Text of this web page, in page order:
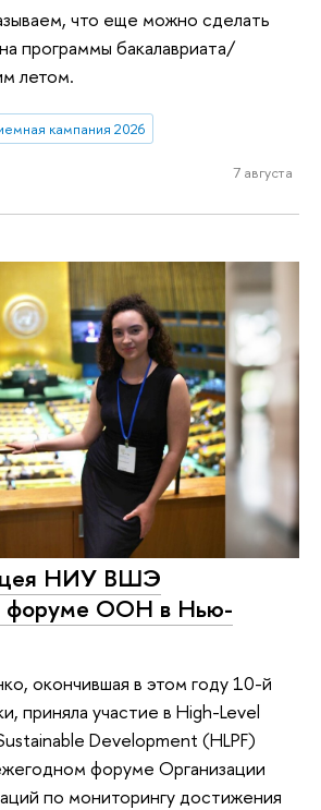
что еще можно сделать
программы бакалавриата/
летом.
кампания 2026
7 августа
НИУ ВШЭ
форуме ООН в Нью-
окончившая в этом году 10-й
приняла участие в High-Level
Development (HLPF)
форуме Организации
по мониторингу достижения